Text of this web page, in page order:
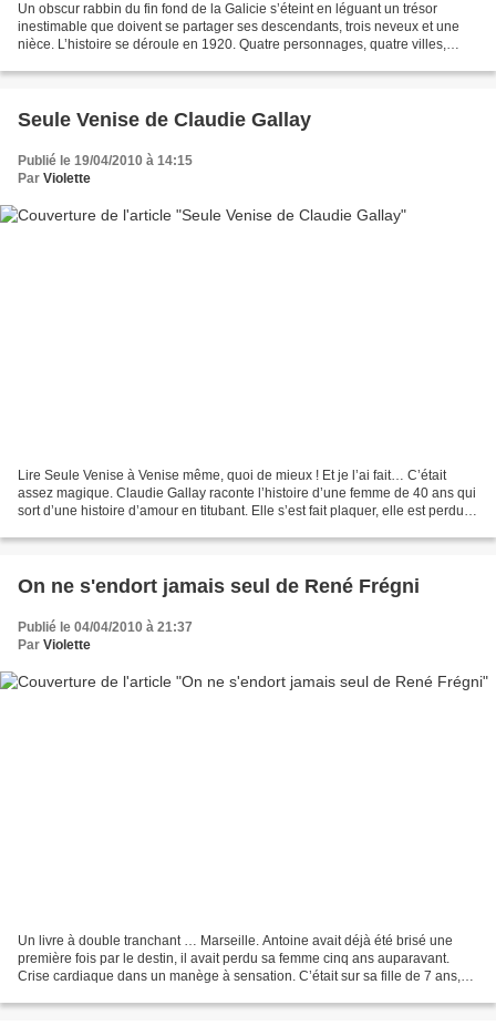
Un obscur rabbin du fin fond de la Galicie s’éteint en léguant un trésor
inestimable que doivent se partager ses descendants, trois neveux et une
nièce. L’histoire se déroule en 1920. Quatre personnages, quatre villes,
Seule Venise de Claudie Gallay
Publié le 19/04/2010 à 14:15
Par Violette
Lire Seule Venise à Venise même, quoi de mieux ! Et je l’ai fait… C’était
assez magique. Claudie Gallay raconte l’histoire d’une femme de 40 ans qui
sort d’une histoire d’amour en titubant. Elle s’est fait plaquer, elle est perdue,
On ne s'endort jamais seul de René Frégni
Publié le 04/04/2010 à 21:37
Par Violette
Un livre à double tranchant … Marseille. Antoine avait déjà été brisé une
première fois par le destin, il avait perdu sa femme cinq ans auparavant.
Crise cardiaque dans un manège à sensation. C’était sur sa fille de 7 ans,